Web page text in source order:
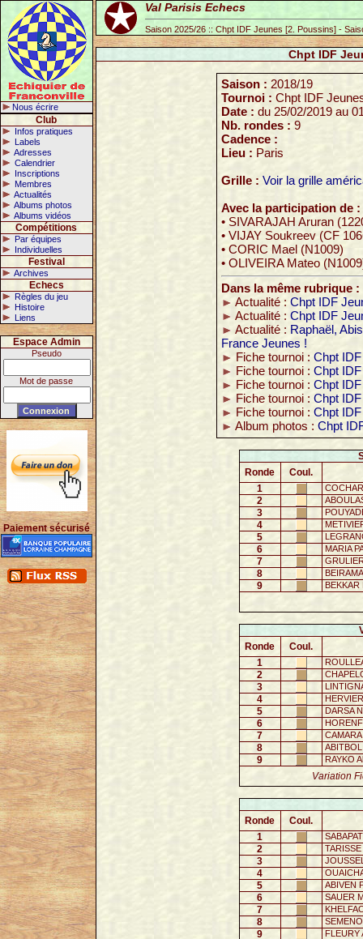
Nous écrire
Club
Infos pratiques
Labels
Adresses
Calendrier
Inscriptions
Membres
Actualités
Albums photos
Albums vidéos
Compétitions
Par équipes
Individuelles
Festival
Archives
Echecs
Règles du jeu
Histoire
Liens
Espace Admin
Pseudo
Mot de passe
Paiement sécurisé
Val Parisis Echecs
Saison 2025/26 :: Chpt IDF Jeunes [2. Poussins] -
Chpt IDF
Saison : 2018/19
Tournoi : Chpt IDF
Date : du 25/02/2019 au
Nb. rondes : 9
Cadence :
Lieu : Paris
Grille : Voir la grille
Avec la participation de :
• SIVARAJAH Aruran
• VIJAY Soukreev (CF
• CORIC Mael (N1009)
• OLIVEIRA Mateo
Dans la même rubrique :
Actualité : Chpt IDF
Actualité : Chpt IDF
Actualité : Raphaël,
France Jeunes !
Fiche tournoi : Chpt
Fiche tournoi : Chpt
Fiche tournoi : Chpt
Fiche tournoi : Chpt
Fiche tournoi : Chpt
Album photos : Chpt
Ronde
Coul.
1
2
3
4
5
6 MARIA
7
8
9 BEKKAR
Ronde
Coul.
1
2
3
4
5 DARSA
6
7
8
9 RAYKO
Variation
Ronde
Coul.
1
2
3
4
5 ABIVEN
6 SAUER
7
8
9 FLEURY